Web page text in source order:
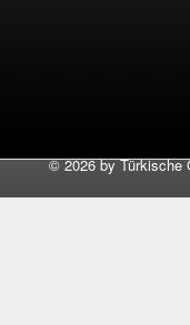
©2026 by Türkische